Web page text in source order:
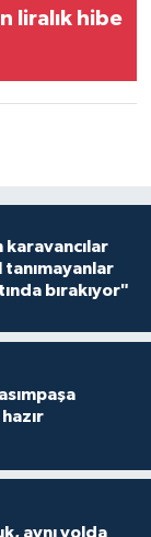
liralık hibe
bırakıyor"
hazır
aynı yolda